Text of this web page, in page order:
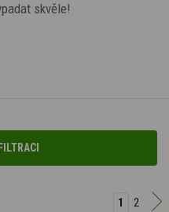
skvěle!
1 2